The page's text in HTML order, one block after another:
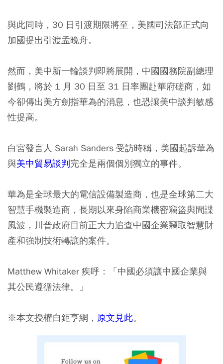
與此同時，30 日引渡期限將至，美國司法部正式向
加國提出引渡孟晚舟。
然而，美中新一輪談判即將展開，中國國務院副總理
劉鶴，將於 1 月 30 日至 31 日率團赴華府磋商，如
今卻傳出美方劍指華為的消息，也恐讓美中談判敏感
性提高。
白宮發言人 Sarah Sanders 受訪時稱，美國起訴華為
與美中貿易談判完全是兩個個別獨立的事件。
華為是全球最大的電信設備製造商，也是全球第二大
智慧手機製造商，長期以來身陷商業機密竊盜與間諜
風波，川普政府目前正大力追查中國企業竊取智慧財
產和強制技術轉讓的案件。
Matthew Whitaker 疾呼：「中國必須讓中國企業與
其公民遵循法律。」
※本文授權自鉅亨網， 原文見此。